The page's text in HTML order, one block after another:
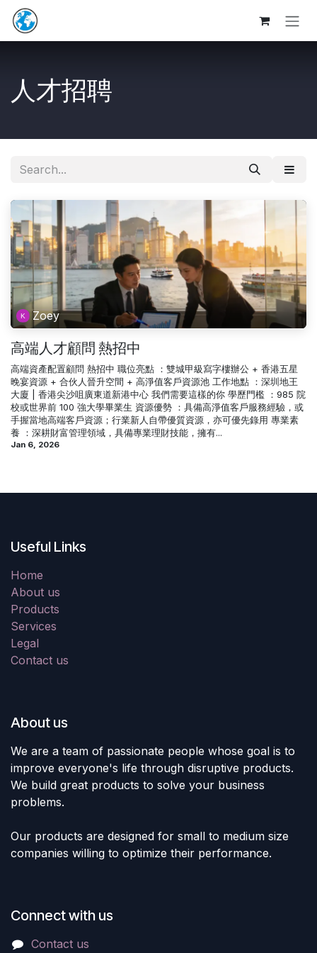
Skip to Content
人才招聘
Zoey
高端人才顧問 熱招中
高端資產配置顧問 熱招中 職位亮點 ：雙城甲級寫字樓辦公 + 香港五星
晚宴資源 + 合伙人晉升空間 + 高淨值客戶資源池 工作地點 ：深圳地王
大廈 | 香港尖沙咀廣東道新港中心 我們需要這樣的你 學歷門檻 ：985 院
校或世界前 100 強大學畢業生 資源優勢 ：具備高淨值客戶服務經驗，或
手握當地高端客戶資源；行業新人自帶優質資源，亦可優先錄用 專業素
養 ：深耕財富管理領域，具備專業理財技能，擁有...
Jan 6, 2026
Useful Links
Home
About us
Products
Services
Legal
Contact us
About us
We are a team of passionate people whose goal is to
improve everyone's life through disruptive products.
We build great products to solve your business
problems.
Our products are designed for small to medium size
companies willing to optimize their performance.
Connect with us
Contact us